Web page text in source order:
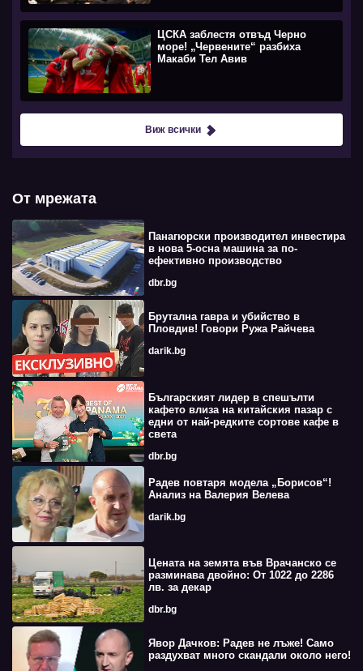
ЦСКА заблестя отвъд Черно
море! „Червените“ разбиха
Макаби Тел Авив
Виж всички
От мрежата
Панагюрски производител инвестира
в нова 5-осна машина за по-
ефективно производство
dbr.bg
Брутална гавра и убийство в
Пловдив! Говори Ружа Райчева
darik.bg
Българският лидер в спешълти
кафето влиза на китайския пазар с
едни от най-редките сортове кафе в
света
dbr.bg
Радев повтаря модела „Борисов“!
Анализ на Валерия Велева
darik.bg
Цената на земята във Врачанско се
разминава двойно: От 1022 до 2286
лв. за декар
dbr.bg
Явор Дачков: Радев не лъже! Само
раздухват много скандали около него!